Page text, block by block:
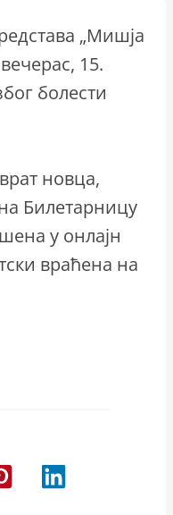
„Мишја
15.
болести
новца,
Билетарницу
у онлајн
враћена на